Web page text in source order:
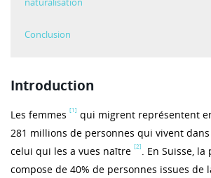
Conclusion
Introduction
Les femmes [1] qui migrent représentent
281 millions de personnes qui vivent
celui qui les a vues naître [2] . En Suisse,
compose de 40% de personnes issues de